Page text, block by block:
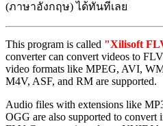
(ภาษาอังกฤษ) ได้ทันทีเลย
This program is called "Xilisoft
converter can convert videos to
video formats like MPEG, AVI,
M4V, ASF, and RM are supported.
Audio files with extensions like
OGG are also supported to